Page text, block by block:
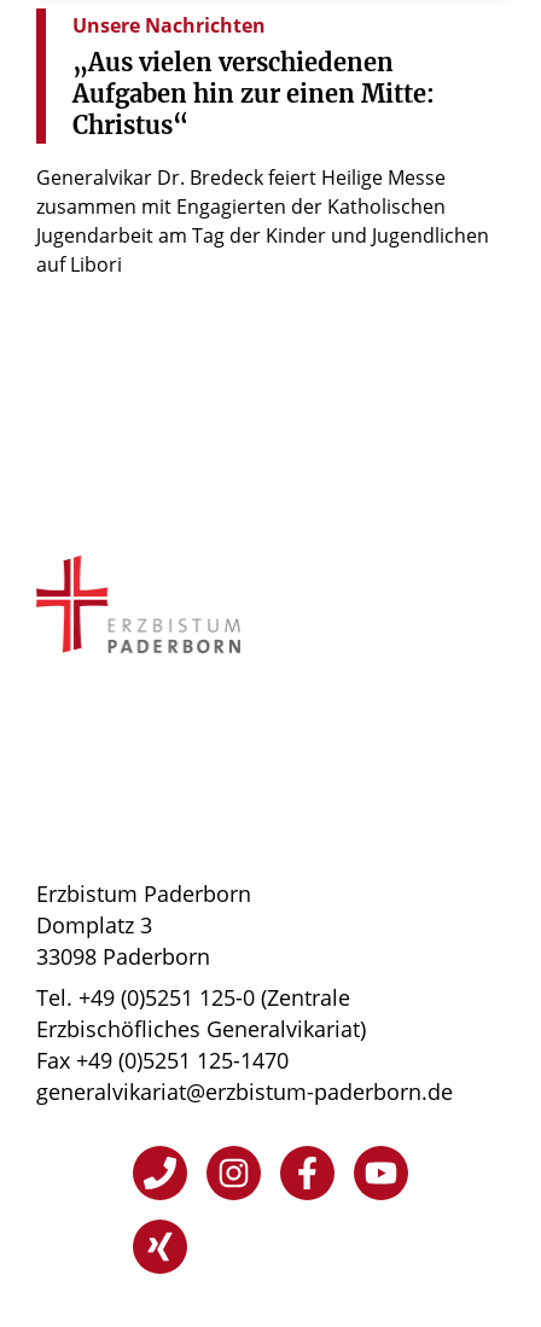
Unsere Nachrichten
„Aus vielen verschiedenen
Aufgaben hin zur einen Mitte:
Christus“
Generalvikar Dr. Bredeck feiert Heilige Messe
zusammen mit Engagierten der Katholischen
Jugendarbeit am Tag der Kinder und Jugendlichen
auf Libori
Erzbistum Paderborn
Domplatz 3
33098 Paderborn
Tel. +49 (0)5251 125-0 (Zentrale
Erzbischöfliches Generalvikariat)
Fax +49 (0)5251 125-1470
generalvikariat@erzbistum-paderborn.de